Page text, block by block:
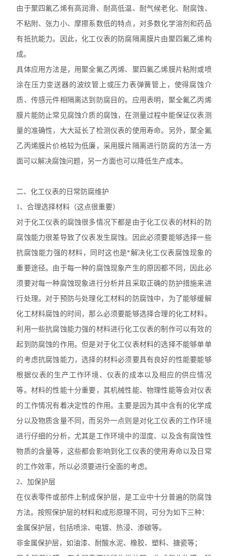
由于聚四氟乙烯有高润滑、耐高低温、耐气候老化、耐腐蚀、
不粘附、张力小、摩擦系数低的特点，对多数化学溶剂和药品
有抵抗能力。因此，化工仪表的防腐隔离膜片由聚四氟乙烯构
成。
具体应用方法是，用聚全氟乙丙烯、聚四氟乙烯膜片粘附或喷
涂在压力变送器的波纹管上或压力表弹簧管上，使得腐蚀介
质、传感元件相隔离达到防腐目的。应用表明，聚全氟乙丙烯
膜片能防止常见腐蚀介质的腐蚀，在测量过程中能保证仪表测
量的准确性，大大延长了检测仪表的使用寿命。另外，聚全氟
乙丙烯膜片价格较为低廉，采用膜片隔离进行防腐的方法一方
面可以解决腐蚀问题，另一方面也可以降低生产成本。
二、化工仪表的日常防腐维护
1、合理选择材料（这点很重要）
对于化工仪表的腐蚀很多情况下都是由于化工仪表的材料的防
腐蚀能力很差导致了仪表发生腐蚀。因此必须要能够选择一些
抗腐蚀能力强的材料，同时这也是*解决化工仪表腐蚀现象的
重要途径。由于每一种的腐蚀现象产生的原因都不同，因此必
须要对每一种腐蚀现象进行分析并且采取正确的防护措施来进
行处理。对于预防与处理化工材料的防腐蚀中，为了能够缓解
化工材料腐蚀的时间，那么必须要能够选择合理的化工材料。
利用一些抗腐蚀能力强的材料进行化工仪表的制作可以有效的
起到防腐蚀的作用。但是对于化工仪表材料的选择不能够单单
的考虑抗腐蚀能力，选择的材料必须要具有良好的性能要能够
根据仪表的生产工作环境、仪表的成本以及相应的供应情况
等。材料的性能十分重要，其机械性能、物理性能等会对仪表
的工作情况有着决定性的作用。主要是因为其中含有的化学成
分以及物质含量不同，而另外一点则是对化工仪表的工作环境
进行仔细的分析，尤其是工作环境中的湿度、以及含有腐蚀性
物质的含量等，这些都会影响到化工仪表的使用寿命以及日常
的工作效率，所以必须要进行全面的考虑。
2、加保护层
在仪表零件或部件上制成保护层，是工业中十分普遍的防腐蚀
方法。按照保护层的材料和成形原理不同，可分为如下三种：
金属保护层，包括喷涂、电镀、热浸、渗碳等。
非金属保护层，如油漆、耐酸水泥、橡胶、塑料、搪瓷等；